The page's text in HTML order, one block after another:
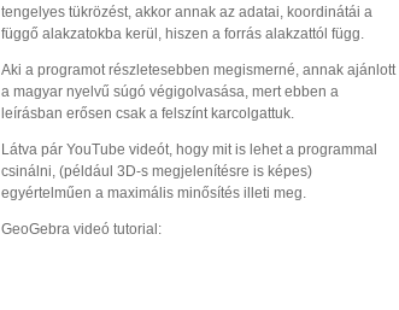
tengelyes tükrözést, akkor annak az adatai, koordinátái a
függő alakzatokba kerül, hiszen a forrás alakzattól függ.
Aki a programot részletesebben megismerné, annak ajánlott
a magyar nyelvű súgó végigolvasása, mert ebben a
leírásban erősen csak a felszínt karcolgattuk.
Látva pár YouTube videót, hogy mit is lehet a programmal
csinálni, (például 3D-s megjelenítésre is képes)
egyértelműen a maximális minősítés illeti meg.
GeoGebra videó tutorial: